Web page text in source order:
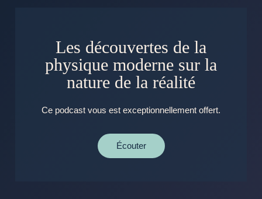
Les découvertes de la
physique moderne sur la
nature de la réalité
Ce podcast vous est exceptionnellement offert.
Écouter